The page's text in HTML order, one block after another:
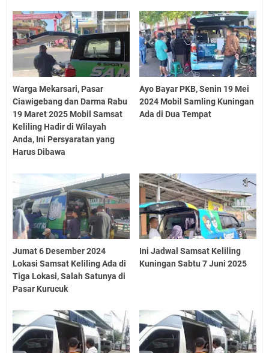
Warga Mekarsari, Pasar
Ciawigebang dan Darma Rabu
19 Maret 2025 Mobil Samsat
Keliling Hadir di Wilayah
Anda, Ini Persyaratan yang
Harus Dibawa
Ayo Bayar PKB, Senin 19 Mei
2024 Mobil Samling Kuningan
Ada di Dua Tempat
Jumat 6 Desember 2024
Lokasi Samsat Keliling Ada di
Tiga Lokasi, Salah Satunya di
Pasar Kurucuk
Ini Jadwal Samsat Keliling
Kuningan Sabtu 7 Juni 2025